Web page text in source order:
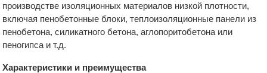
производстве изоляционных материалов низкой плотности,
включая пенобетонные блоки, теплоизоляционные панели из
пенобетона, силикатного бетона, аглопоритобетона или
пеногипса и т.д.
Характеристики и преимущества